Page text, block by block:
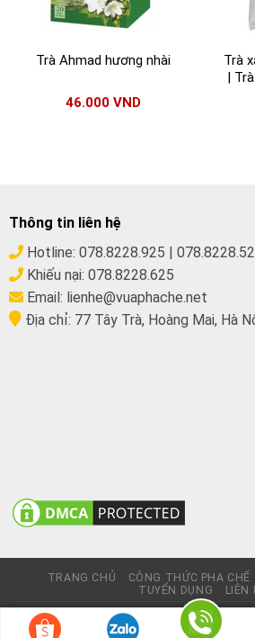
Trà Ahmad hương nhài
46.000 VND
Trà
|
Thông tin liên hệ
Hotline: 078.8228.925
Khiếu nại: 078.8228.625
Email: lienhe@vuaphache.net
Địa chỉ: 77 Tây Trà, Hoàng Mai, Hà
TRANG CHỦ CÔNG THỨC PHA CHẾ
TUYỂN DỤNG
LIÊN
© Website này không thương mại, chỉ